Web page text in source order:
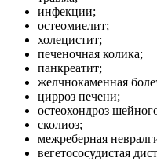
инфекции;
остеомиелит;
холецистит;
печеночная колика;
панкреатит;
желчнокаменная
цирроз печени;
остеохондроз
сколиоз;
межреберная
вегетососудистая